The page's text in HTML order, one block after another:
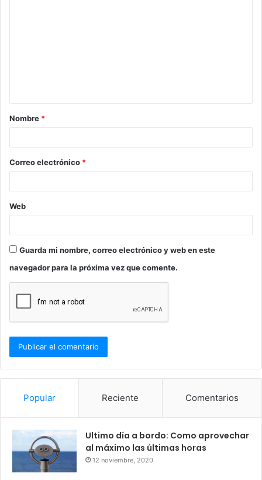
a
r
*
Nombre *
Correo electrónico *
Web
Guarda mi nombre, correo electrónico y web en este
navegador para la próxima vez que comente.
Popular Reciente Comentarios
Ultimo día a bordo: Como aprovechar
al máximo las últimas horas
12 noviembre, 2020